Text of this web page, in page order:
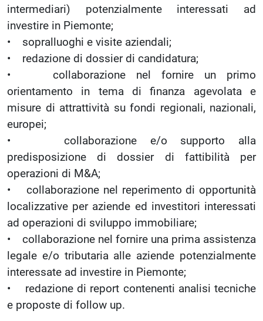
intermediari) potenzialmente interessati ad
investire in Piemonte;
• sopralluoghi e visite aziendali;
• redazione di dossier di candidatura;
• collaborazione nel fornire un primo
orientamento in tema di finanza agevolata e
misure di attrattività su fondi regionali, nazionali,
europei;
• collaborazione e/o supporto alla
predisposizione di dossier di fattibilità per
operazioni di M&A;
• collaborazione nel reperimento di opportunità
localizzative per aziende ed investitori interessati
ad operazioni di sviluppo immobiliare;
• collaborazione nel fornire una prima assistenza
legale e/o tributaria alle aziende potenzialmente
interessate ad investire in Piemonte;
• redazione di report contenenti analisi tecniche
e proposte di follow up.